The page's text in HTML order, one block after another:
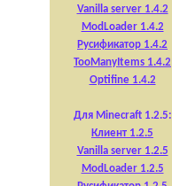
Vanilla server 1.4.2
ModLoader 1.4.2
Русификатор 1.4.2
TooManyItems 1.4.2
Optifine 1.4.2
Для Minecraft 1.2.5:
Клиент 1.2.5
Vanilla server 1.2.5
ModLoader 1.2.5